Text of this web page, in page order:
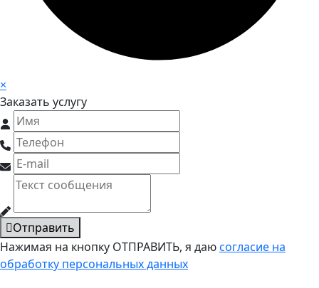
×
Заказать услугу
Отправить
Нажимая на кнопку ОТПРАВИТЬ, я даюсогласие на
обработку персональных данных